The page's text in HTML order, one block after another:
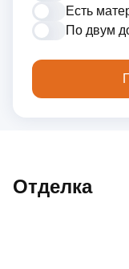
Есть
По двум
Отделка